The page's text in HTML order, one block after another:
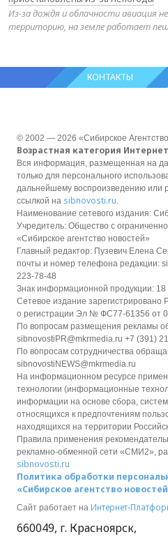
Из-за дождя и облачности авиация
территорию, на земле работает
КОНТАКТЫ
© 2002 — 2026 «Сибирское
Возрастная категория
Вся информация, размещенная на
только для персонального
дальнейшему воспроизведению или
ссылкой на sibnovosti.ru.
Наименование сетевого издания:
Учредитель: Общество с
«Сибирское агентство новостей»
Главный редактор: Пузевич Елена
почты и номер телефона редакции:
223-78-48
Знак информационной продукции: 18
Сетевое издание зарегистрировано
о регистрации Эл № ФС77-61356 от
По вопросам размещения рекламы
sibnovostiPR@mkrmedia.ru +7 (391)
По вопросам сотрудничества
sibnovostiNEWS@mkrmedia.ru
На информационном ресурсе
технологии (информационные
информации на основе сбора,
относящихся к предпочтениям
находящихся на территории
Правила применения
рекламно-обменной сети «СМИ2»,
sibnovosti.ru
Политика обработки
«Сибирское агентство
Сайт работает на Интернет-
660049, г. Красноярск,